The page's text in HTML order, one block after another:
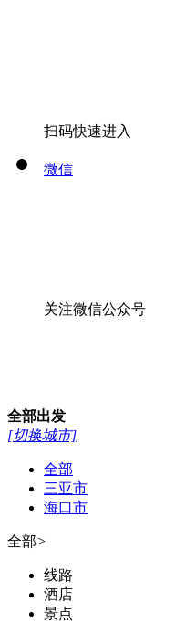
扫码快速进入
微信
关注微信公众号
全部出发
[切换城市]
全部
三亚市
海口市
全部>
线路
酒店
景点